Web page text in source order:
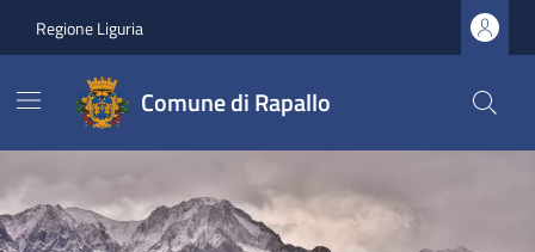
Regione Liguria
Comune di Rapallo